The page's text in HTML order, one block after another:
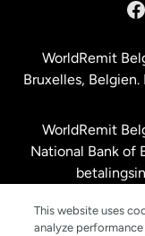
Malaysia
New
Spanien
WorldRemit
Bruxelles, Belgien.
WorldRemit
National Bank of
This website uses
analyze